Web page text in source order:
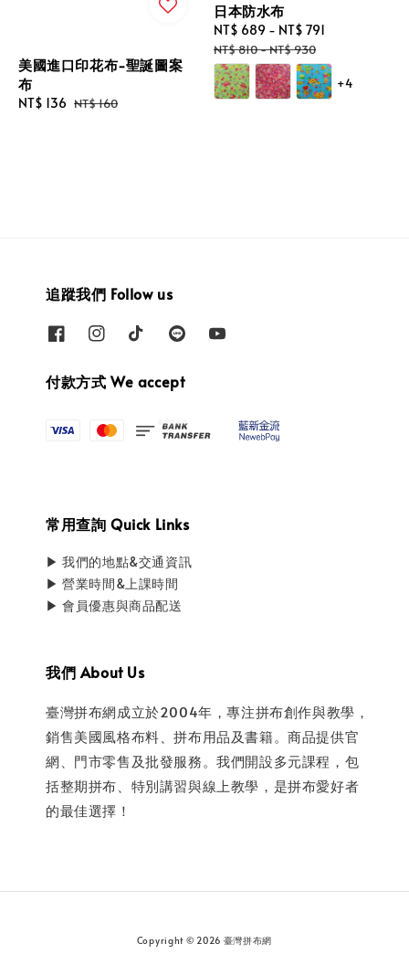
美國進口印花布-聖誕圖案
布
Sale
NT$ 136 Regular
NT$ 160
日本防水布
Sale
price
NT$ 689 - NT$ 791
NT$ 810-NT$ 930
+4
追蹤我們 Follow us
付款方式 We accept
常用查詢 Quick Links
▶ 我們的地點&交通資訊
▶ 營業時間&上課時間
▶ 會員優惠與商品配送
我們 About Us
臺灣拼布網成立於2004年，專注拼布創作與教學，
銷售美國風格布料、拼布用品及書籍。商品提供官
網、門市零售及批發服務。我們開設多元課程，包
括整期拼布、特別講習與線上教學，是拼布愛好者
的最佳選擇！
Copyright © 2026 臺灣拼布網